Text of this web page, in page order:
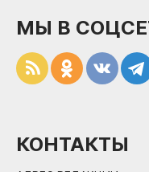
МЫ В
КОНТАКТЫ